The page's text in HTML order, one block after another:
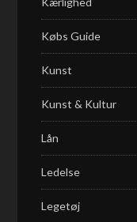
Købs Guide
Kunst
Kunst & Kultur
Lån
Ledelse
Legetøj